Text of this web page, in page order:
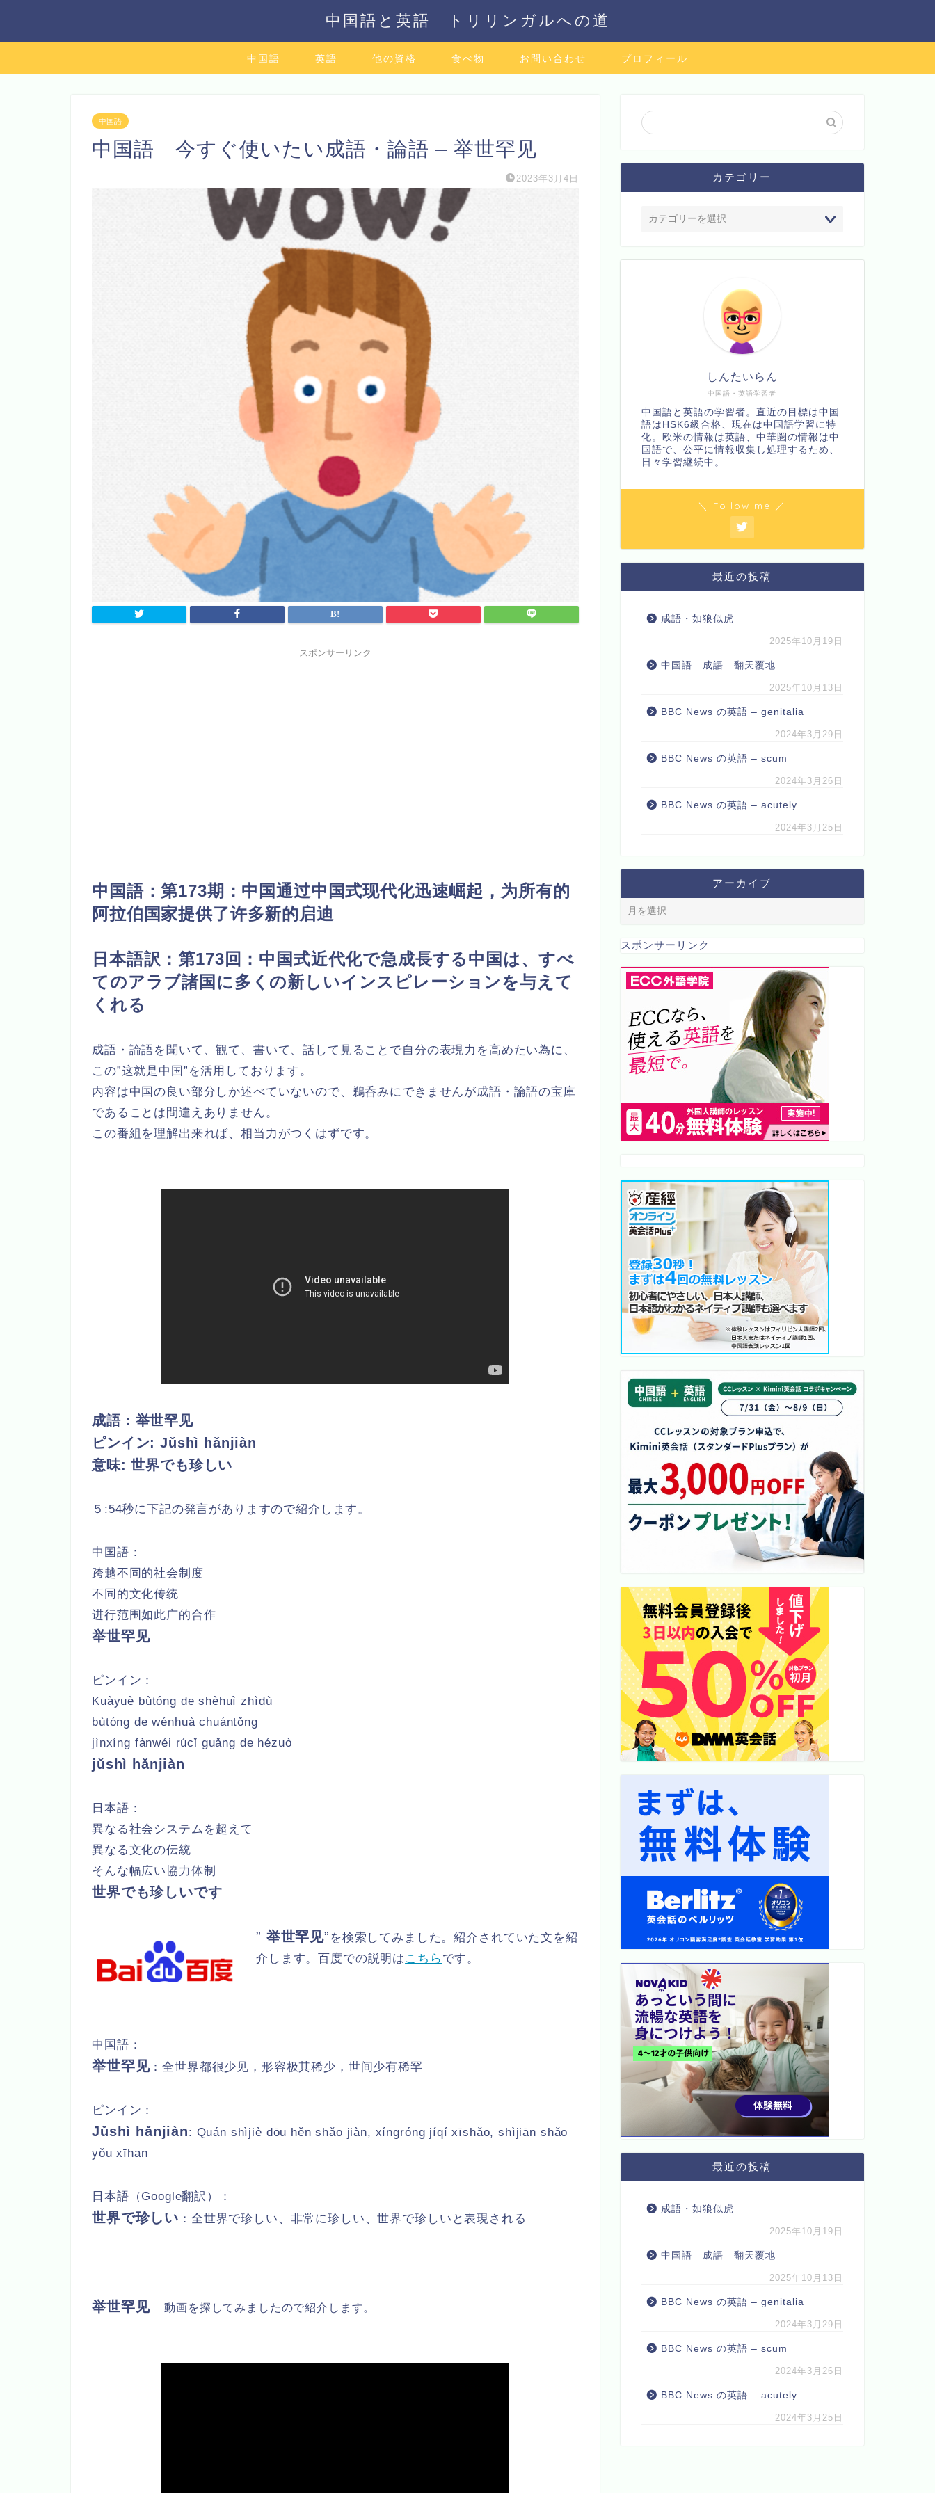
中国語と英語 トリリンガルへの道
中国語 英語 他の資格 食べ物 お問い合わせ プロフィール
中国語
中国語 今すぐ使いたい成語・論語 – 举世罕见
2023年3月4日
スポンサーリンク
中 国語：第173期：中国通过中国式现代化迅速崛起，为所有的
阿拉伯国家提供了许多新的启迪
日本語訳：第173回：中国式近代化で急成長する中国は、すべ
てのアラブ諸国に多くの新しいインスピレーションを与えて
くれる
成語・論語を聞いて、観て、書いて、話して見ることで自分の表現力を高めたい為に、
この”这就是中国”を活用しております。
内容は中国の良い部分しか述べていないので、鵜呑みにできませんが成語・論語の宝庫
であることは間違えありません。
この番組を理解出来れば、相当力がつくはずです。
成語：举世罕见
ピンイン:Jǔshì hǎnjiàn
意味: 世界でも珍しい
５:54秒に下記の発言がありますので紹介します。
中国語：
跨越不同的社会制度
不同的文化传统
进行范围如此广的合作
举世罕见
ピンイン：
Kuàyuè bùtóng de shèhuì zhìdù
bùtóng de wénhuà chuántǒng
jìnxíng fànwéi rúcǐ guǎng de hézuò
jǔshì hǎnjiàn
日本語：
異なる社会システムを超えて
異なる文化の伝統
そんな幅広い協力体制
世界でも珍しいです
” 举世罕见” を検索してみました。紹介されていた文を紹
介します。百度での説明は こちら です。
中国語：
举世罕见：全世界都很少见，形容极其稀少，世间少有稀罕
ピンイン：
Jǔshì hǎnjiàn: Quán shìjiè dōu hěn shǎo jiàn, xíngróng jíqí xīshǎo, shìjiān shǎo
yǒu xīhan
日本語（Google翻訳）：
世界で珍しい ：全世界で珍しい、非常に珍しい、世界で珍しいと表現される
举世罕见動画を探してみましたので紹介します。
カテゴリー
中国語・英語学習者
しんたいらん
中国語と英語の学習者。直近の目標は中国
語はHSK6級合格、現在は中国語学習に特
化。欧米の情報は英語、中華圏の情報は中
国語で、公平に情報収集し処理するため、
日々学習継続中。
＼ Follow me ／
最近の投稿
成語・如狼似虎
2025年10月19日
中国語 成語 翻天覆地
2025年10月13日
BBC News の英語 – genitalia
2024年3月29日
BBC News の英語 – scum
2024年3月26日
BBC News の英語 – acutely
2024年3月25日
アーカイブ
スポンサーリンク
最近の投稿
成語・如狼似虎
2025年10月19日
中国語 成語 翻天覆地
2025年10月13日
BBC News の英語 – genitalia
2024年3月29日
BBC News の英語 – scum
2024年3月26日
BBC News の英語 – acutely
2024年3月25日